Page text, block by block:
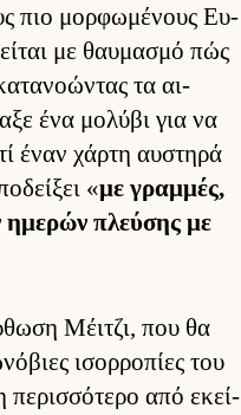
πιο μορ­φωμένους Ευ­
με θαυ­μασμό πώς
τα αι­
ένα μολύβι για να
έναν χάρτη αυ­στηρά
«με γραμ­μές,
ημερών πλεύ­σης με
Μέιτζι, που θα
ισορ­ροπίες του
από εκεί­